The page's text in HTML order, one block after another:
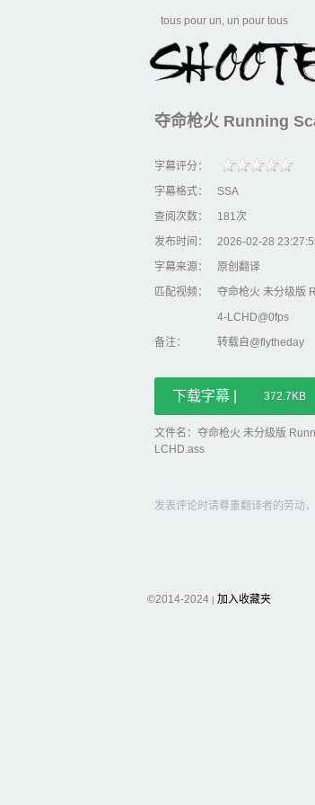
tous pour un, un pour tous
夺命枪火 Running
字幕评分：
字幕格式：
SSA
查阅次数：
181次
发布时间：
2026-02-28
字幕来源：
原创翻译
匹配视频：
夺命枪火 未分级版
4-LCHD@0fps
备注：
转载自@flytheday
下载字幕 | 372.7KB
文件名：夺命枪火 未分级版
LCHD.ass
发表评论时请尊重翻译者的劳动
©2014-2024 | 加入收藏夹